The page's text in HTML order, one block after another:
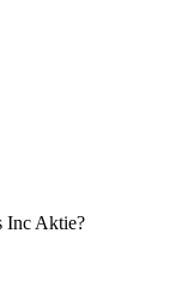
Inc Aktie?